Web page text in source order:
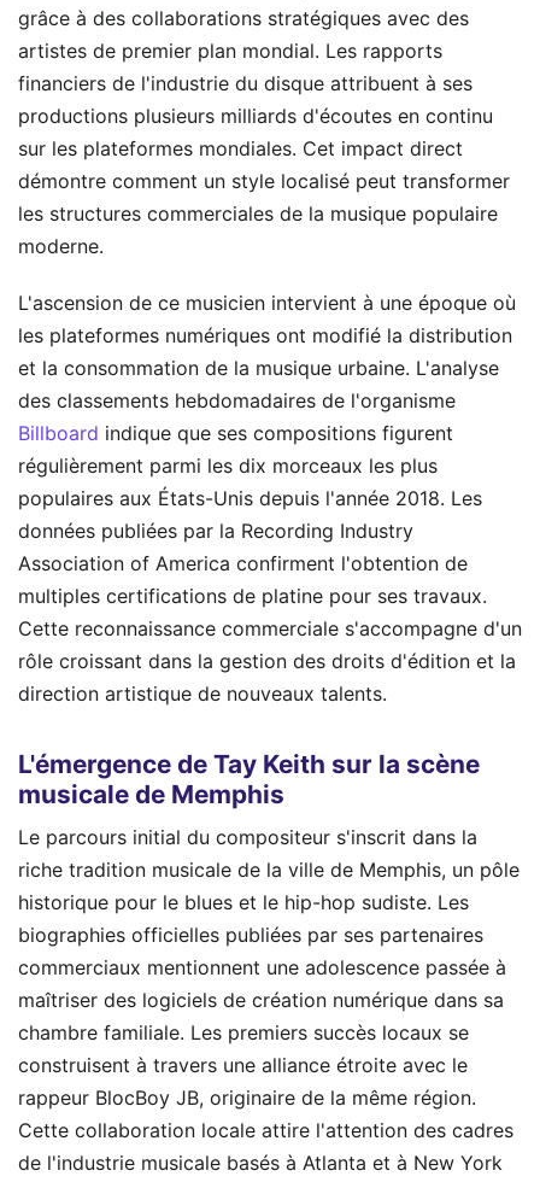
grâce à des collaborations stratégiques avec des
artistes de premier plan mondial. Les rapports
financiers de l'industrie du disque attribuent à ses
productions plusieurs milliards d'écoutes en continu
sur les plateformes mondiales. Cet impact direct
démontre comment un style localisé peut transformer
les structures commerciales de la musique populaire
moderne.
L'ascension de ce musicien intervient à une époque où
les plateformes numériques ont modifié la distribution
et la consommation de la musique urbaine. L'analyse
des classements hebdomadaires de l'organisme
Billboard indique que ses compositions figurent
régulièrement parmi les dix morceaux les plus
populaires aux États-Unis depuis l'année 2018. Les
données publiées par la Recording Industry
Association of America confirment l'obtention de
multiples certifications de platine pour ses travaux.
Cette reconnaissance commerciale s'accompagne d'un
rôle croissant dans la gestion des droits d'édition et la
direction artistique de nouveaux talents.
L'émergence de Tay Keith sur la scène
musicale de Memphis
Le parcours initial du compositeur s'inscrit dans la
riche tradition musicale de la ville de Memphis, un pôle
historique pour le blues et le hip-hop sudiste. Les
biographies officielles publiées par ses partenaires
commerciaux mentionnent une adolescence passée à
maîtriser des logiciels de création numérique dans sa
chambre familiale. Les premiers succès locaux se
construisent à travers une alliance étroite avec le
rappeur BlocBoy JB, originaire de la même région.
Cette collaboration locale attire l'attention des cadres
de l'industrie musicale basés à Atlanta et à New York